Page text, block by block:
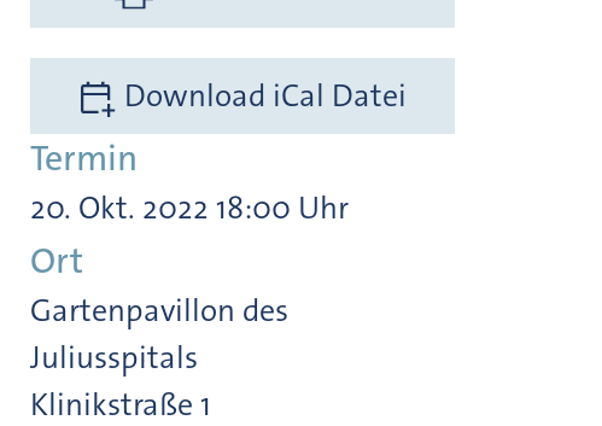
Download iCal Datei
Termin
20. Okt. 2022 18:00 Uhr
Ort
Gartenpavillon des
Juliusspitals
Klinikstraße 1